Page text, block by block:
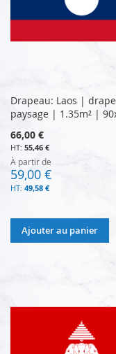
Drapeau: Laos |
paysage | 1.35m² |
66,00 €
55,46 €
À partir de
59,00 €
49,58 €
Ajouter au panier